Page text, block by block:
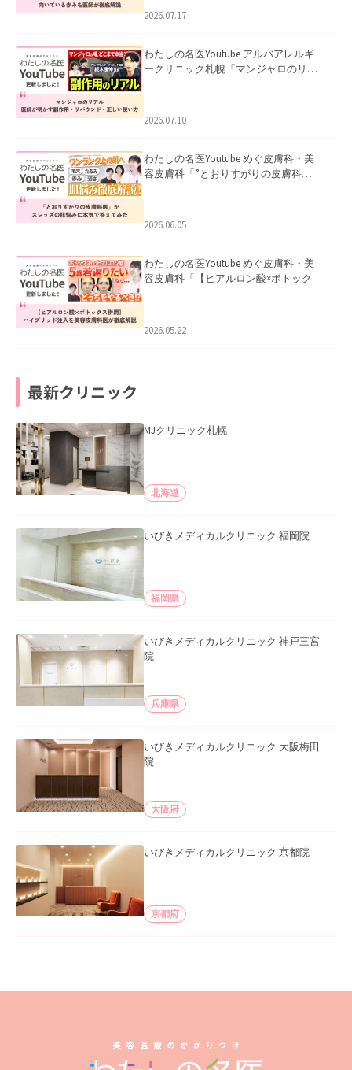
2026.07.17
わたしの名医Youtube アルバアレルギ
ークリニック札幌「マンジャロのリア
た。
2026.07.10
わたしの名医Youtube めぐ皮膚科・美
容皮膚科「”とおりすがりの皮膚科
2026.06.05
わたしの名医Youtube めぐ皮膚科・美
容皮膚科「【ヒアルロン酸×ボトックス
2026.05.22
最新クリニック
MJクリニック札幌
北海道
いびきメディカルクリニック 福岡院
福岡県
いびきメディカルクリニック 神戸三宮
院
兵庫県
いびきメディカルクリニック 大阪梅田
院
大阪府
いびきメディカルクリニック 京都院
京都府